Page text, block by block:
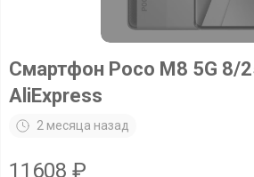
Смартфон Poco M8 5G 8/
AliExpress
2 месяца назад
11608 ₽